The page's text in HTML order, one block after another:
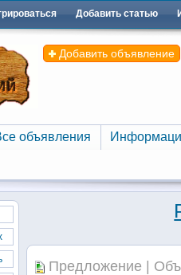
Добавить статью
Добавить объявление
объявления
объявления
Предложение |